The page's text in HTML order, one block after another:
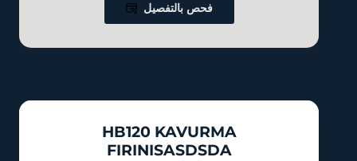
فحص بالتفصيل
HB120 KAVURMA
FIRINISASDSDA